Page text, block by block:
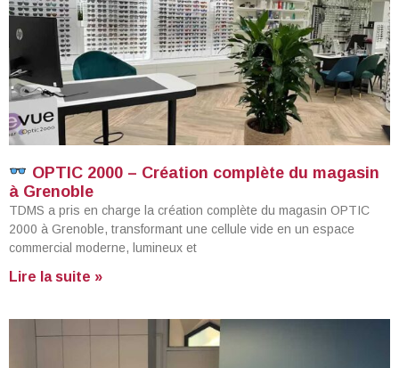
OPTIC 2000 – Création complète du magasin
à Grenoble
TDMS a pris en charge la création complète du magasin OPTIC
2000 à Grenoble, transformant une cellule vide en un espace
commercial moderne, lumineux et
Lire la suite »